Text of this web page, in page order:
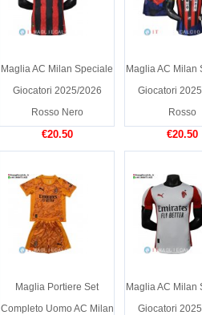
Maglia AC Milan Speciale
Giocatori 2025/2026
Rosso Nero
€20.50
Maglia AC Milan
Giocatori
Rosso
€20.50
Maglia Portiere Set
Completo Uomo AC Milan
Maglia AC Milan
Giocatori